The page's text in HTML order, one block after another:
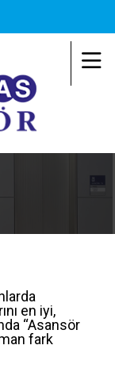
en iyi,
“Asansör
fark